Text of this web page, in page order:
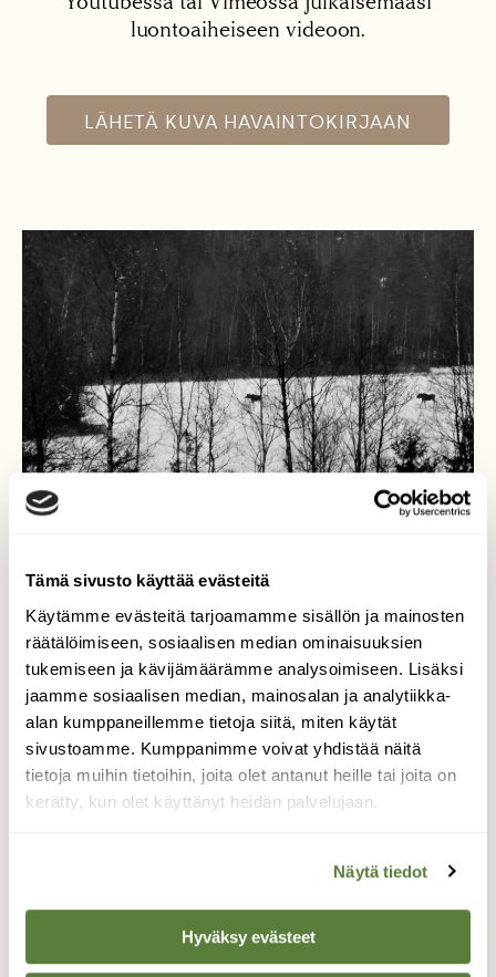
Tämä sivusto käyttää evästeitä
Käytämme evästeitä tarjoamamme sisällön ja mainosten
räätälöimiseen, sosiaalisen median ominaisuuksien
tukemiseen ja kävijämäärämme analysoimiseen. Lisäksi
jaamme sosiaalisen median, mainosalan ja analytiikka-
alan kumppaneillemme tietoja siitä, miten käytät
sivustoamme. Kumppanimme voivat yhdistää näitä
tietoja muihin tietoihin, joita olet antanut heille tai joita on
kerätty, kun olet käyttänyt heidän palvelujaan.
Näytä tiedot
Hyväksy evästeet
luontoaiheiseen videoon.
LÄHETÄ KUVA HAVAINTOKIRJAAN
Hirvet jäällä
Metsäretkellä alkoi hiukoa ja kiipesin kallion
päälle syömään eväitä.Sieltä avautui tutut
maisemat järvelle. Hirvet olivat kaiketi
kuulleet ääneni ja lähtivät pienestä
saarekkeesta ylittämään jäätä. Mielessä
kävi jo pelastustoimenpiteet,mutta kyllä jää
Valokuvaaja: Jenni Merilä, Perniö 14.1.17